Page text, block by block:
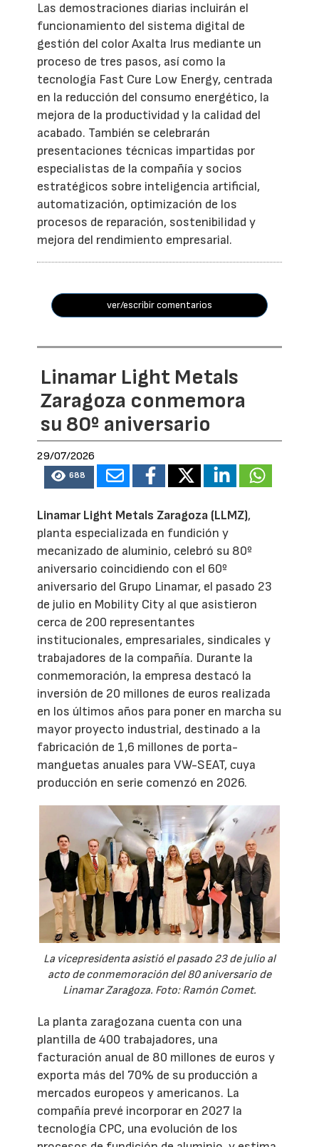
Las demostraciones diarias incluirán el
funcionamiento del sistema digital de
gestión del color Axalta Irus mediante un
proceso de tres pasos, así como la
tecnología Fast Cure Low Energy, centrada
en la reducción del consumo energético, la
mejora de la productividad y la calidad del
acabado. También se celebrarán
presentaciones técnicas impartidas por
especialistas de la compañía y socios
estratégicos sobre inteligencia artificial,
automatización, optimización de los
procesos de reparación, sostenibilidad y
mejora del rendimiento empresarial.
ver/escribir comentarios
Linamar Light Metals
Zaragoza conmemora
su 80º aniversario
29/07/2026
688
Linamar Light Metals Zaragoza (LLMZ),
planta especializada en fundición y
mecanizado de aluminio, celebró su 80º
aniversario coincidiendo con el 60º
aniversario del Grupo Linamar, el pasado 23
de julio en Mobility City al que asistieron
cerca de 200 representantes
institucionales, empresariales, sindicales y
trabajadores de la compañía. Durante la
conmemoración, la empresa destacó la
inversión de 20 millones de euros realizada
en los últimos años para poner en marcha su
mayor proyecto industrial, destinado a la
fabricación de 1,6 millones de porta-
manguetas anuales para VW-SEAT, cuya
producción en serie comenzó en 2026.
La vicepresidenta asistió el pasado 23 de julio al
acto de conmemoración del 80 aniversario de
Linamar Zaragoza. Foto: Ramón Comet.
La planta zaragozana cuenta con una
plantilla de 400 trabajadores, una
facturación anual de 80 millones de euros y
exporta más del 70% de su producción a
mercados europeos y americanos. La
compañía prevé incorporar en 2027 la
tecnología CPC, una evolución de los